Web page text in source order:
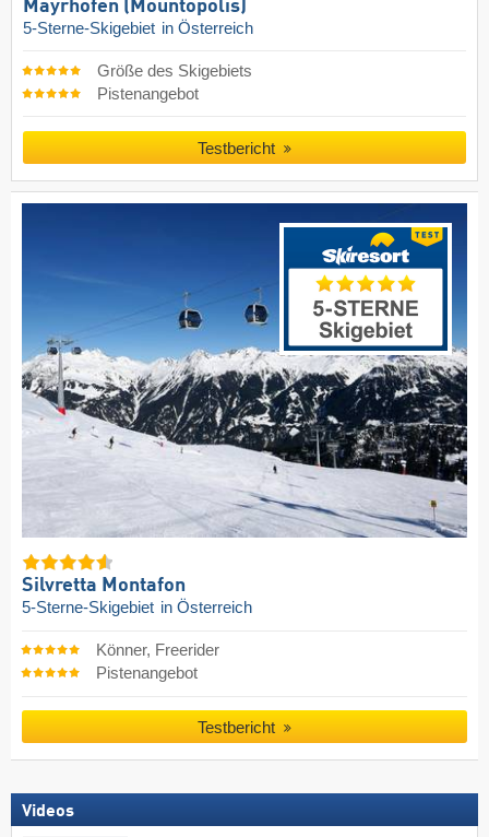
Mayrhofen (Mountopolis)
5-Sterne-Skigebiet in Österreich
Größe des Skigebiets
Pistenangebot
Testbericht
Silvretta Montafon
5-Sterne-Skigebiet in Österreich
Könner, Freerider
Pistenangebot
Testbericht
Videos